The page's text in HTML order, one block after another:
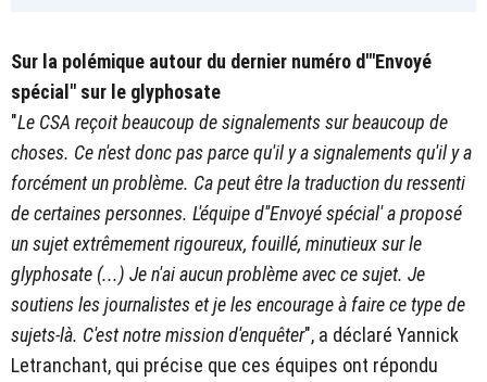
Sur la polémique autour du dernier numéro d'"Envoyé
spécial" sur le glyphosate
"Le CSA reçoit beaucoup de signalements sur beaucoup de
choses. Ce n'est donc pas parce qu'il y a signalements qu'il y a
forcément un problème. Ca peut être la traduction du ressenti
de certaines personnes. L'équipe d''Envoyé spécial' a proposé
un sujet extrêmement rigoureux, fouillé, minutieux sur le
glyphosate (...) Je n'ai aucun problème avec ce sujet. Je
soutiens les journalistes et je les encourage à faire ce type de
sujets-là. C'est notre mission d'enquêter", a déclaré Yannick
Letranchant, qui précise que ces équipes ont répondu